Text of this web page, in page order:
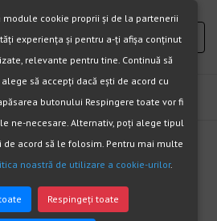
cookie proprii și de la partenerii
experiența și pentru a-ți afișa conținut
relevante pentru tine. Continuă să
să accepți dacă ești de acord cu
butonului Respingere toate vor fi
ne-necesare. Alternativ, poți alege tipul
de acord să le folosim. Pentru mai multe
noastră de utilizare a cookie-urilor.
Respingeți toate
columns=”4″ orderby=”date”